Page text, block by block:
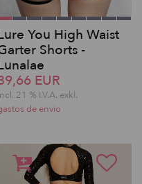
You High Waist
Shorts -
EUR
21 % I.V.A. exkl.
de envio